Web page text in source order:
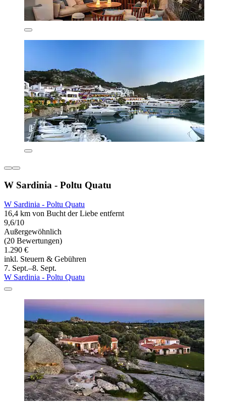
W Sardinia - Poltu Quatu
W Sardinia - Poltu Quatu
16,4 km von Bucht der Liebe entfernt
9,6/10
Außergewöhnlich
(20 Bewertungen)
1.290 €
inkl. Steuern & Gebühren
7. Sept.–8. Sept.
W Sardinia - Poltu Quatu